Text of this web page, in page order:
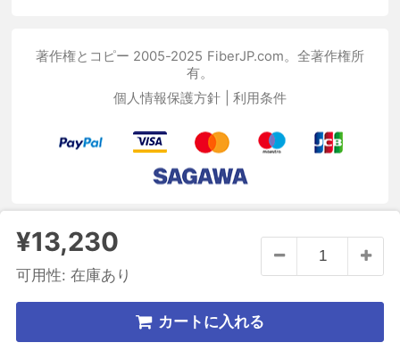
¥13,230
可用性: 在庫あり
カートに入れる
著作権とコピー 2005-2025 FiberJP.com。全著作権所
有。
個人情報保護方針
利用条件